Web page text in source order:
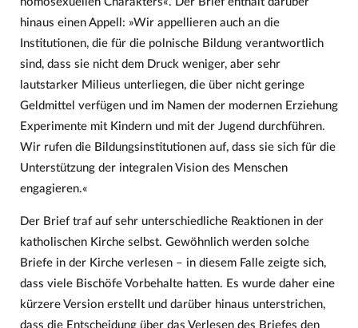
hinaus einen Appell: »Wir appellieren auch an die
Institutionen, die für die polnische Bildung verantwortlich
sind, dass sie nicht dem Druck weniger, aber sehr
lautstarker Milieus unterliegen, die über nicht geringe
Geldmittel verfügen und im Namen der modernen Erziehung
Experimente mit Kindern und mit der Jugend durchführen.
Wir rufen die Bildungsinstitutionen auf, dass sie sich für die
Unterstützung der integralen Vision des Menschen
engagieren.«
Der Brief traf auf sehr unterschiedliche Reaktionen in der
katholischen Kirche selbst. Gewöhnlich werden solche
Briefe in der Kirche verlesen – in diesem Falle zeigte sich,
dass viele Bischöfe Vorbehalte hatten. Es wurde daher eine
kürzere Version erstellt und darüber hinaus unterstrichen,
dass die Entscheidung über das Verlesen des Briefes den